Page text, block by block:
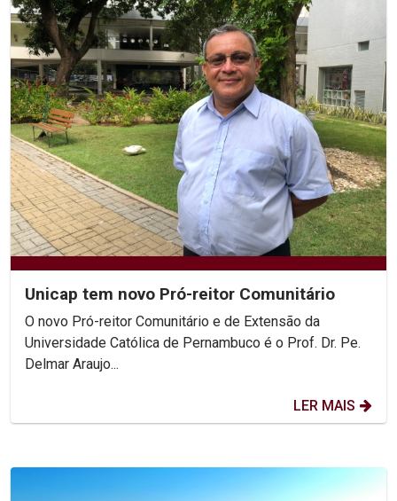
Unicap tem novo Pró-reitor Comunitário
O novo Pró-reitor Comunitário e de Extensão da
Universidade Católica de Pernambuco é o Prof. Dr. Pe.
Delmar Araujo...
LER MAIS